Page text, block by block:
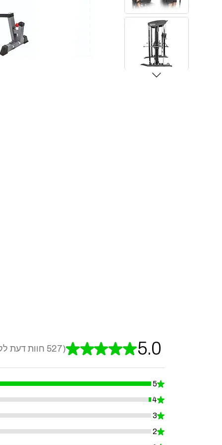
5.0
★
★
★
★
★
527 חוות דעת 527
★
5
99.24098671726756%
★
4
0.7590132827324478%
★
3
0%
★
2
0%